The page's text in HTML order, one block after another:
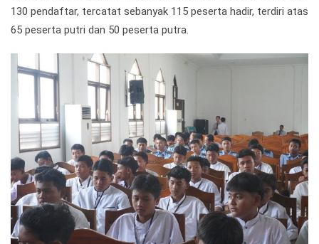
130 pendaftar, tercatat sebanyak 115 peserta hadir, terdiri atas
65 peserta putri dan 50 peserta putra.